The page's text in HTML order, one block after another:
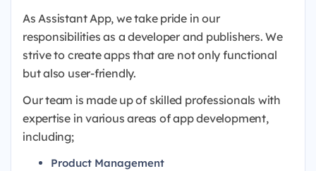
As Assistant App, we take pride in our
responsibilities as a developer and publishers. We
strive to create apps that are not only functional
but also user-friendly.
Our team is made up of skilled professionals with
expertise in various areas of app development,
including;
Product Management